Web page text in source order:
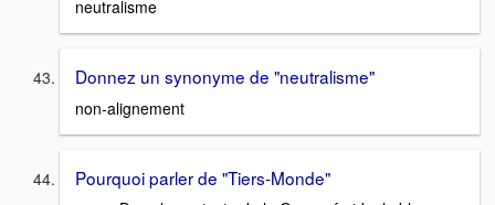
neutralisme
Donnez un synonyme de "neutralisme"
non-alignement
Pourquoi parler de "Tiers-Monde"